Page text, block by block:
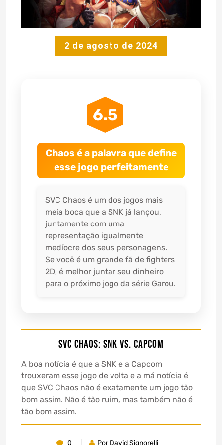
2 de agosto de 2024
6.5
Chaos é a palavra que define
esse jogo perfeitamente
SVC Chaos é um dos jogos mais
meia boca que a SNK já lançou,
juntamente com uma
representação igualmente
medíocre dos seus personagens.
Se você é um grande fã de fighters
2D, é melhor juntar seu dinheiro
para o próximo jogo da série Garou.
SVC Chaos: SNK vs. Capcom
A boa notícia é que a SNK e a Capcom
trouxeram esse jogo de volta e a má notícia é
que SVC Chaos não é exatamente um jogo tão
bom assim. Não é tão ruim, mas também não é
tão bom assim.
0 Por David Signorelli